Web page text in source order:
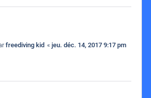
freediving kid « jeu. déc. 14, 2017 9:17 pm